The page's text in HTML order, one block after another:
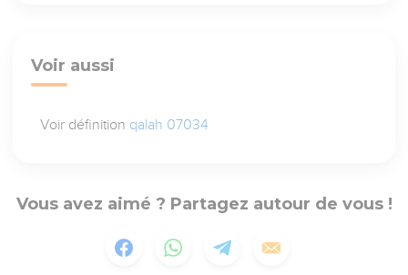
Voir aussi
Voir définition qalah 07034
Vous avez aimé ? Partagez autour de vous !